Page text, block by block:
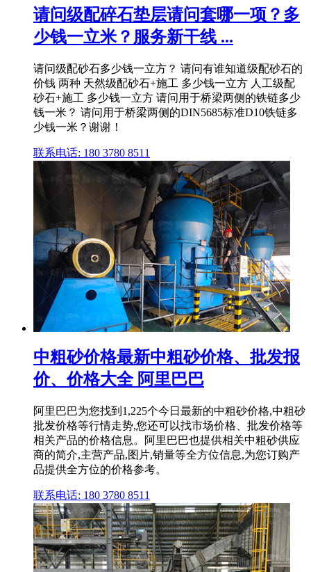
请问级配碎石垫层请问套哪一项？多
少钱一立米？服务新干线 ...
请问级配砂石多少钱一立方？ 请问有谁知道级配砂石的
价钱 两种 天然级配砂石+施工 多少钱一立方 人工级配
砂石+施工 多少钱一立方 请问用于桥梁两侧的铁链多少
钱一米？ 请问用于桥梁两侧的DIN5685标准D10铁链多
少钱一米？谢谢！
联系电话: 180 3780 8511
中粗砂价格最新中粗砂价格、批发报
价、价格大全 阿里巴巴
阿里巴巴为您找到1,225个今日最新的中粗砂价格,中粗砂
批发价格等行情走势,您还可以找市场价格、批发价格等
相关产品的价格信息。阿里巴巴也提供相关中粗砂供应
商的简介,主营产品,图片,销量等全方位信息,为您订购产
品提供全方位的价格参考。
联系电话: 180 3780 8511